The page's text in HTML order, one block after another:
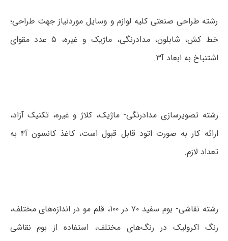
رشته طراحی صنعتی کلیه لوازم و وسایل موردنیاز جهت طراحی؛
خط کش، شابلون، مدادرنگی، ماژیک و غیره، ۵ عدد مقوای
اشتنباخ به ابعاد آ۳.
رشته تصویرسازی مدادرنگی- ماژیک، کلاژ و غیره، تکنیک آزاد،
ارائه کار به صورت اتود قابل قبول است، کاغذ کانسون آ۴ به
تعداد لازم.
رشته نقاشی- بوم سفید ۷۰ در ۱۰۰، قلم مو در اندازه‌های مختلف،
رنگ اکرولیک در رنگ‌های مختلف، استفاده از بوم نقاشی